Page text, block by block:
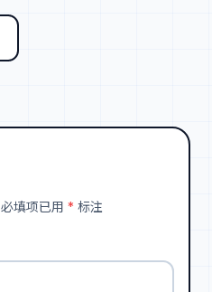
必填项已用 * 标注